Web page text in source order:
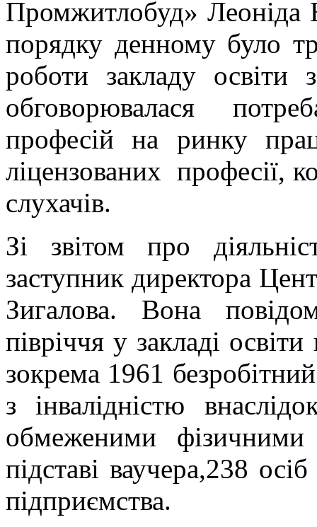
Промжитлобуд» Леоніда
порядку денному було
роботи закладу освіти
обговорювалася
професій на ринку
ліцензованих професії,
слухачів.
Зі звітом про
заступник директора
Зигалова. Вона
півріччя у закладі
зокрема 1961
з інвалідністю
обмеженими
підставі ваучера,238
підприємства.